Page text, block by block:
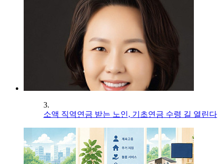
3.
소액 직역연금 받는 노인, 기초연금 수령 길 열린다